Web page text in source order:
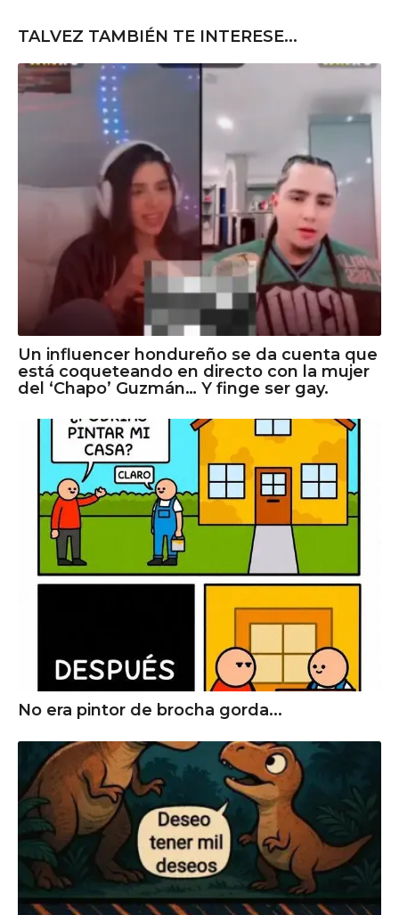
TALVEZ TAMBIÉN TE INTERESE...
Un influencer hondureño se da cuenta que
está coqueteando en directo con la mujer
del ‘Chapo’ Guzmán… Y finge ser gay.
No era pintor de brocha gorda...